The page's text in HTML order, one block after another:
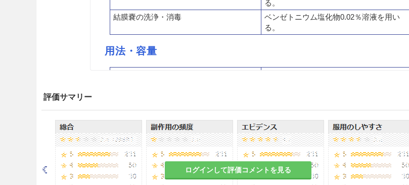
る。
結膜嚢の洗浄・消毒
ベンゼトニウム塩化物0.02％溶液を用い
る。
用法・容量
化物0.05％溶液に浸して洗い、滅菌ガーゼ
あるいは布片で清拭する。術前の手洗の場
合には、5〜10分間ブラッシングする。
手術部位（手術野）の粘膜の消毒
皮膚・粘膜の創傷部位の消毒
ベンゼトニウム塩化物0.01〜0.025％溶液
を用いる。
感染皮膚面の消毒
ベンゼトニウム塩化物0.01％溶液を用い
る。
評価サマリー
ログインして評価コメントを見る